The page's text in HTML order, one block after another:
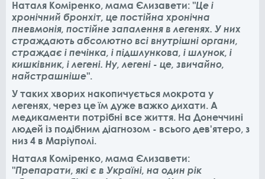
Наталя Коміренко, мама Єлизавети: "Це і
хронічний бронхіт, це постійна хронічна
пневмонія, постійне запалення в легенях. У них
страждають абсолютно всі внутрішні органи,
страждає і печінка, і підшлункова, і шлунок, і
кишківник, і легені. Ну, легені - це, звичайно,
найстрашніше".
У таких хворих накопичується мокрота у
легенях, через це їм дуже важко дихати. А
медикаменти потрібні все життя. На Донеччині
людей із подібним діагнозом - всього дев'ятеро, з
низ 4 в Маріуполі.
Наталя Коміренко, мама Єлизавети:
"Препарати, які є в Україні, на один рік